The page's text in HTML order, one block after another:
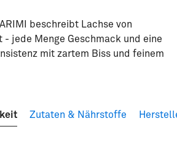
beschreibt Lachse von
- jede Menge Geschmack und eine
mit zartem Biss und feinem
Zutaten & Nährstoffe